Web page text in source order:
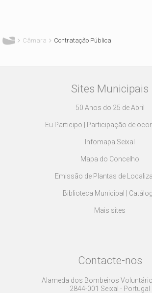
Câmara Contratação Pública
Sites Municipais
50 Anos do 25 de Abril
Eu Participo | Participação de
Infomapa Seixal
Mapa do Concelho
Emissão de Plantas de
Biblioteca Municipal |
Mais sites
Contacte-nos
Alameda dos Bombeiros
2844-001 Seixal - Portugal